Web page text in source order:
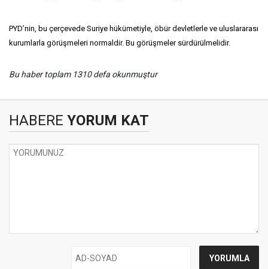
PYD’nin, bu çerçevede Suriye hükümetiyle, öbür devletlerle ve uluslararası
kurumlarla görüşmeleri normaldir. Bu görüşmeler sürdürülmelidir.
Bu haber toplam 1310 defa okunmuştur
HABERE YORUM KAT